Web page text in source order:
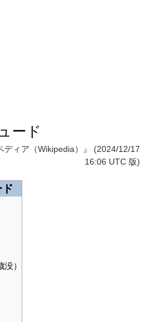
ード
ディア（Wikipedia）』 (2024/12/17
16:06 UTC 版)
没）